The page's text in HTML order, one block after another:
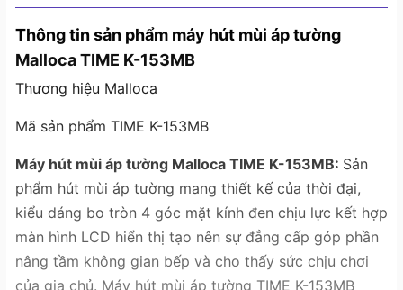
Thông tin sản phẩm máy hút mùi áp tường
Malloca TIME K-153MB
Thương hiệu Malloca
Mã sản phẩm TIME K-153MB
Máy hút mùi áp tường Malloca TIME K-153MB: Sản
phẩm hút mùi áp tường mang thiết kế của thời đại,
kiểu dáng bo tròn 4 góc mặt kính đen chịu lực kết hợp
màn hình LCD hiển thị tạo nên sự đẳng cấp góp phần
nâng tầm không gian bếp và cho thấy sức chịu chơi
của gia chủ. Máy hút mùi áp tường TIME K-153MB